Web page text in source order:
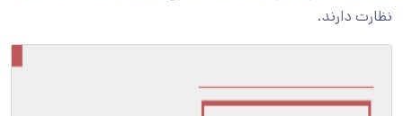
نظارت دارند.